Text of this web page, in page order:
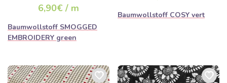
6,90€ / m
Baumwollstoff SMOGGED
EMBROIDERY green
Baumwollstoff COSY vert